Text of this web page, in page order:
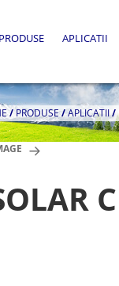
PRODUSE APLICATII
/PRODUSE /APLICATII/